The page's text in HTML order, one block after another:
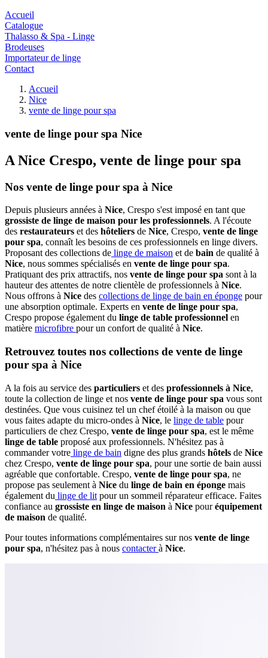
Accueil
Catalogue
Thalasso & Spa - Linge
Brodeuses
Importateur de linge
Contact
Accueil
Nice
vente de linge pour spa
vente de linge pour spa Nice
A Nice Crespo, vente de linge pour spa
Nos vente de linge pour spa à Nice
Depuis plusieurs années à Nice, Crespo s'est imposé en tant que
grossiste de linge de maison pour les professionnels. A l'écoute
des restaurateurs et des hôteliers de Nice, Crespo, vente de linge
pour spa, connaît les besoins de ces professionnels en linge divers.
Proposant des collections de linge de maison et de bain de qualité à
Nice, nous sommes spécialisés en vente de linge pour spa.
Pratiquant des prix attractifs, nos vente de linge pour spa sont à la
hauteur des attentes de notre clientèle de professionnels à Nice.
Nous offrons à Nice des collections de linge de bain en éponge pour
une absorption optimale. Experts en vente de linge pour spa,
Crespo propose également du linge de table professionnel en
matière microfibre pour un confort de qualité à Nice.
Retrouvez toutes nos collections de vente de linge
pour spa à Nice
A la fois au service des particuliers et des professionnels à Nice,
toute la collection de linge et nos vente de linge pour spa vous sont
destinées. Que vous cuisinez tel un chef étoilé à la maison ou que
vous faites adapte du micro-ondes à Nice, le linge de table pour
particuliers de chez Crespo, vente de linge pour spa, est le même
linge de table proposé aux professionnels. N'hésitez pas à
commander votre linge de bain digne des plus grands hôtels de Nice
chez Crespo, vente de linge pour spa, pour une sortie de bain aussi
agréable que confortable. Crespo, vente de linge pour spa, ne
propose pas seulement à Nice du linge de bain en éponge mais
également du linge de lit pour un sommeil réparateur efficace. Faites
confiance au grossiste en linge de maison à Nice pouréquipement
de maison de qualité.
Pour toutes informations complémentaires sur nos vente de linge
pour spa, n'hésitez pas à nous contacterà Nice.